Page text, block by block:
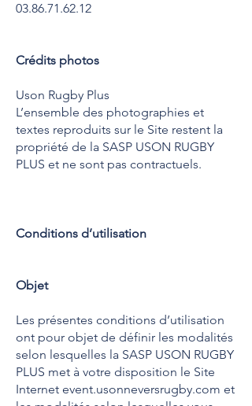
03.86.71.62.12
Crédits photos
Uson Rugby Plus
L’ensemble des photographies et
textes reproduits sur le Site restent la
propriété de la SASP USON RUGBY
PLUS et ne sont pas contractuels.
Conditions d’utilisation
Objet
Les présentes conditions d’utilisation
ont pour objet de définir les modalités
selon lesquelles la SASP USON RUGBY
PLUS met à votre disposition le Site
Internet event.usonneversrugby.com et